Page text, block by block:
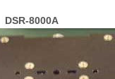
DSR-8000A